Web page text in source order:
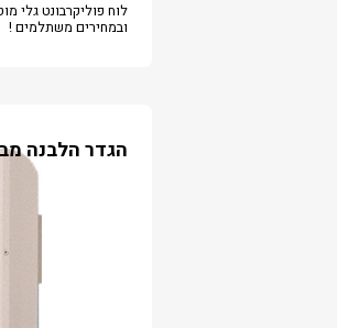
לוח פוליקרבונט גלי
ובמחירים משתלמים !
הגדר הלבנה